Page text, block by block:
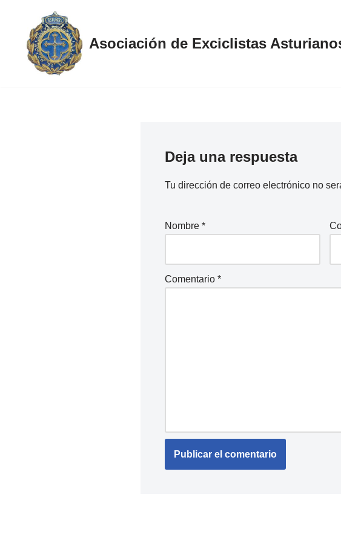
Saltar
contenido
Asociación de Exciclistas
Deja una respuesta
Tu dirección de correo electrónico no
Nombre *
Comentario *